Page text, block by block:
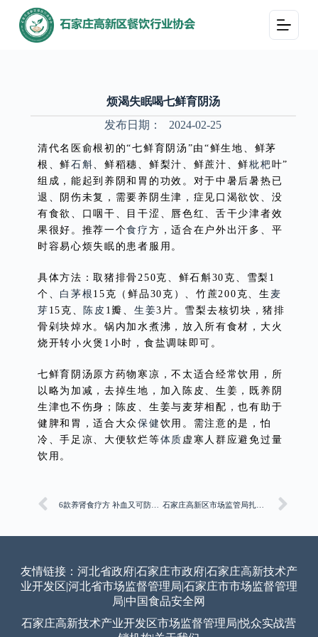
跳
过
烦渴失眠喝七鲜育阴汤
发布日期：
2024-02-25
清代名医俞根初的“七鲜育阴汤”由“鲜生地、鲜茅
根、鲜石斛 、鲜稻穗、鲜梨汁、鲜蔗汁、鲜枇杷叶”
组成，能起到养阴和胃的功效。对于中暑后暑热已
退、阴伤未复，需要养阴生津，症见口渴欲饮、没
有食欲、口咽干、目干涩、唇色红、舌干少津者效
果很好。推荐一个食疗 方，适合在户外出汗多、平
时容易心烦失眠的患者服用。
具体方法：取猪排骨250克、鲜石斛30克、雪梨1
个、 白茅根 15克（鲜品30克）、竹蔗200克、生 麦
芽 15克、 陈皮 1瓣、 生姜3片。雪梨去核切块，猪排
骨剁块焯水。锅内加水煮沸，放入所有食材，大火
烧开转小火煲1小时，食盐调味即可。
七鲜育阴汤原方药物寒凉，不太适合经常饮用，所
以略为加减，去掉生地，加入陈皮、生姜，既养阴
生津也不伤身；陈皮、生姜与麦芽相配，也有助于
健脾和胃，适合大众保健 饮用。需注意的是，怕
冷、手足凉、大便软烂等体质 虚寒人群应避免过量
饮用。
6款养肾食疗方 补血又可防脱发
友情链接： 河北省政府|石家庄市政府|石家庄高新技术产
业开发区|河北省市场监督管理局|石家庄市市场监督管理
局|中国食品安全网
石家庄高新技术产业开发区市场监督管理局|悦众实战营